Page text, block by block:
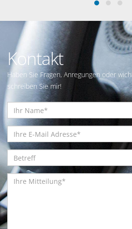
Kontakt
Haben Sie Fragen, Anregungen oder
schreiben Sie mir!